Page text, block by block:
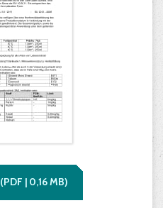
(PDF | 0,16MB)